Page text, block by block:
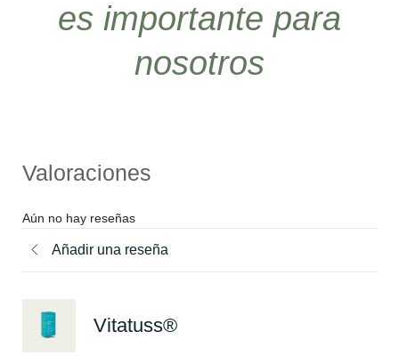
es importante para
nosotros
Valoraciones
Aún no hay reseñas
Añadir una reseña
Vitatuss®